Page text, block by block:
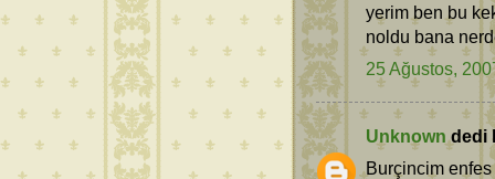
yerim ben bu
noldu bana
25 Ağustos,
Unknowndedi
Burçincim enfes